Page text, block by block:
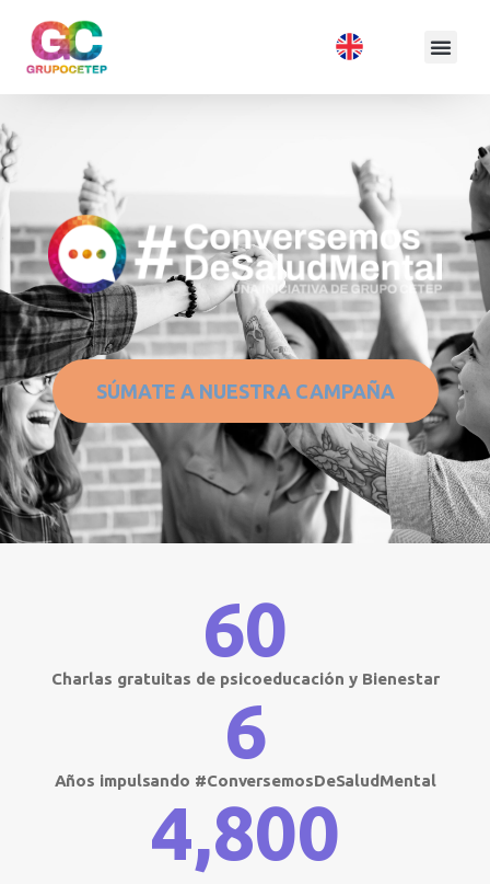
SÚMATE A NUESTRA CAMPAÑA
Charlas gratuitas de psicoeducación y Bienestar
60
Años impulsando #ConversemosDeSaludMental
6
4,800